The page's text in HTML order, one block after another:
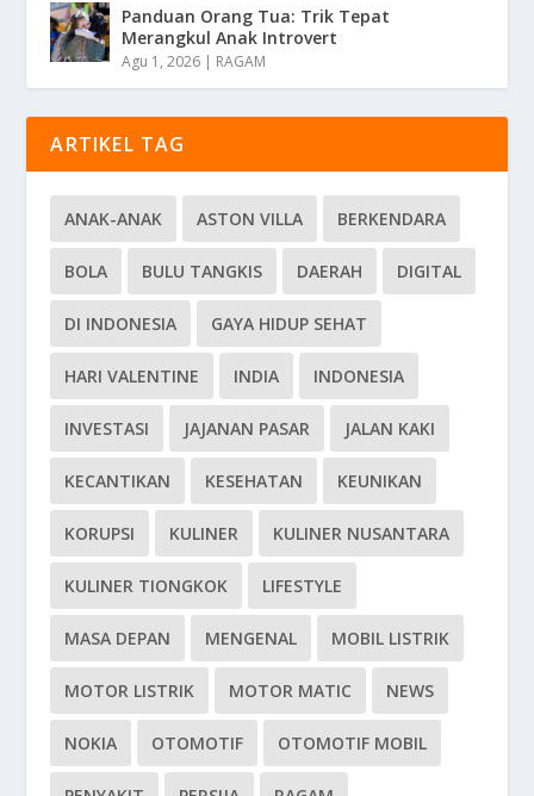
Panduan Orang Tua: Trik Tepat
Merangkul Anak Introvert
Agu 1, 2026 | RAGAM
ARTIKEL TAG
ANAK-ANAK ASTON VILLA BERKENDARA
BOLA BULU TANGKIS DAERAH DIGITAL
DI INDONESIA GAYA HIDUP SEHAT
HARI VALENTINE INDIA INDONESIA
INVESTASI JAJANAN PASAR JALAN KAKI
KECANTIKAN KESEHATAN KEUNIKAN
KORUPSI KULINER KULINER NUSANTARA
KULINER TIONGKOK LIFESTYLE
MASA DEPAN MENGENAL MOBIL LISTRIK
MOTOR LISTRIK MOTOR MATIC NEWS
NOKIA OTOMOTIF OTOMOTIF MOBIL